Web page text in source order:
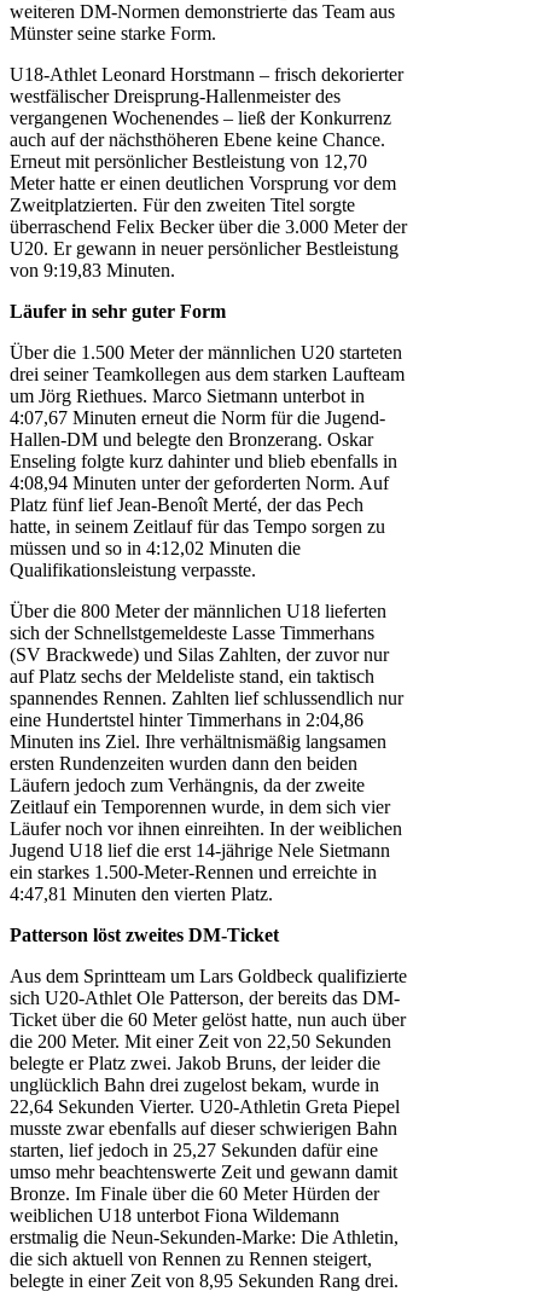
weiteren DM-Normen demonstrierte das Team aus
Münster seine starke Form.
U18-Athlet Leonard Horstmann – frisch dekorierter
westfälischer Dreisprung-Hallenmeister des
vergangenen Wochenendes – ließ der Konkurrenz
auch auf der nächsthöheren Ebene keine Chance.
Erneut mit persönlicher Bestleistung von 12,70
Meter hatte er einen deutlichen Vorsprung vor dem
Zweitplatzierten. Für den zweiten Titel sorgte
überraschend Felix Becker über die 3.000 Meter der
U20. Er gewann in neuer persönlicher Bestleistung
von 9:19,83 Minuten.
Läufer in sehr guter Form
Über die 1.500 Meter der männlichen U20 starteten
drei seiner Teamkollegen aus dem starken Laufteam
um Jörg Riethues. Marco Sietmann unterbot in
4:07,67 Minuten erneut die Norm für die Jugend-
Hallen-DM und belegte den Bronzerang. Oskar
Enseling folgte kurz dahinter und blieb ebenfalls in
4:08,94 Minuten unter der geforderten Norm. Auf
Platz fünf lief Jean-Benoît Merté, der das Pech
hatte, in seinem Zeitlauf für das Tempo sorgen zu
müssen und so in 4:12,02 Minuten die
Qualifikationsleistung verpasste.
Über die 800 Meter der männlichen U18 lieferten
sich der Schnellstgemeldeste Lasse Timmerhans
(SV Brackwede) und Silas Zahlten, der zuvor nur
auf Platz sechs der Meldeliste stand, ein taktisch
spannendes Rennen. Zahlten lief schlussendlich nur
eine Hundertstel hinter Timmerhans in 2:04,86
Minuten ins Ziel. Ihre verhältnismäßig langsamen
ersten Rundenzeiten wurden dann den beiden
Läufern jedoch zum Verhängnis, da der zweite
Zeitlauf ein Temporennen wurde, in dem sich vier
Läufer noch vor ihnen einreihten. In der weiblichen
Jugend U18 lief die erst 14-jährige Nele Sietmann
ein starkes 1.500-Meter-Rennen und erreichte in
4:47,81 Minuten den vierten Platz.
Patterson löst zweites DM-Ticket
Aus dem Sprintteam um Lars Goldbeck qualifizierte
sich U20-Athlet Ole Patterson, der bereits das DM-
Ticket über die 60 Meter gelöst hatte, nun auch über
die 200 Meter. Mit einer Zeit von 22,50 Sekunden
belegte er Platz zwei. Jakob Bruns, der leider die
unglücklich Bahn drei zugelost bekam, wurde in
22,64 Sekunden Vierter. U20-Athletin Greta Piepel
musste zwar ebenfalls auf dieser schwierigen Bahn
starten, lief jedoch in 25,27 Sekunden dafür eine
umso mehr beachtenswerte Zeit und gewann damit
Bronze. Im Finale über die 60 Meter Hürden der
weiblichen U18 unterbot Fiona Wildemann
erstmalig die Neun-Sekunden-Marke: Die Athletin,
die sich aktuell von Rennen zu Rennen steigert,
belegte in einer Zeit von 8,95 Sekunden Rang drei.